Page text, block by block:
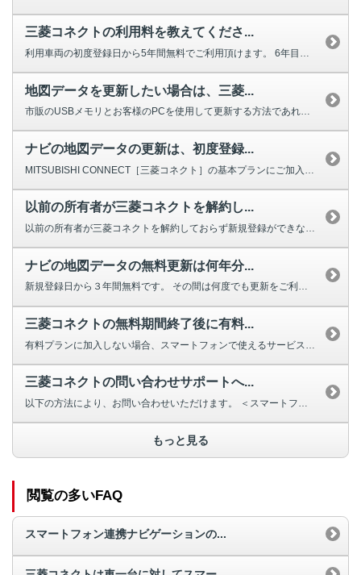
三菱コネクトの利用料を教えてくださ...
利用車両の初度登録日から5年間無料でご利用頂けます。 6年目以降は7,9...
地図データを更新したい場合は、三菱...
市販のUSBメモリとお客様のPCを使用して更新する方法であれば、MITSU...
ナビの地図データの更新は、初度登録...
以前の所有者が三菱コネクトを解約し...
以前の所有者が三菱コネクトを解約しておらず新規登録ができない場合は、三菱自...
ナビの地図データの無料更新は何年分...
新規登録日から３年間無料です。 その間は何度でも更新をご利用いただけます...
三菱コネクトの無料期間終了後に有料...
三菱コネクトの問い合わせサポートへ...
以下の方法により、お問い合わせいただけます。 ＜スマートフォン連携ナ...
もっと見る
閲覧の多いFAQ
スマートフォン連携ナビゲーションの...